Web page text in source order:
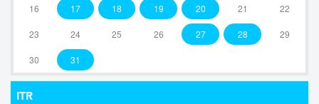
16 17 18 19 20 21 22
23 24 25 26 27 28 29
30 31
ITR